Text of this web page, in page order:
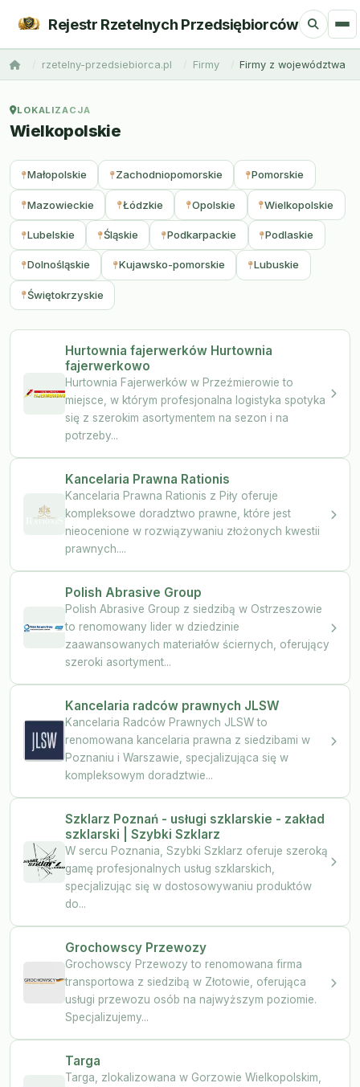
Rejestr Rzetelnych Przedsiębiorców
rzetelny-przedsiebiorca.pl Firmy Firmy z województwa
LOKALIZACJA
Wielkopolskie
Małopolskie Zachodniopomorskie Pomorskie
Mazowieckie Łódzkie Opolskie Wielkopolskie
Lubelskie Śląskie Podkarpackie Podlaskie
Dolnośląskie Kujawsko-pomorskie Lubuskie
Świętokrzyskie
Hurtownia fajerwerków Hurtownia
fajerwerkowo
Hurtownia Fajerwerków w Przeźmierowie to
miejsce, w którym profesjonalna logistyka spotyka
się z szerokim asortymentem na sezon i na
potrzeby...
Kancelaria Prawna Rationis
Kancelaria Prawna Rationis z Piły oferuje
kompleksowe doradztwo prawne, które jest
nieocenione w rozwiązywaniu złożonych kwestii
prawnych....
Polish Abrasive Group
Polish Abrasive Group z siedzibą w Ostrzeszowie
to renomowany lider w dziedzinie
zaawansowanych materiałów ściernych, oferujący
szeroki asortyment...
Kancelaria radców prawnych JLSW
Kancelaria Radców Prawnych JLSW to
renomowana kancelaria prawna z siedzibami w
Poznaniu i Warszawie, specjalizująca się w
kompleksowym doradztwie...
Szklarz Poznań - usługi szklarskie - zakład
szklarski | Szybki Szklarz
W sercu Poznania, Szybki Szklarz oferuje szeroką
gamę profesjonalnych usług szklarskich,
specjalizując się w dostosowywaniu produktów
do...
Grochowscy Przewozy
Grochowscy Przewozy to renomowana firma
transportowa z siedzibą w Złotowie, oferująca
usługi przewozu osób na najwyższym poziomie.
Specjalizujemy...
Targa
Targa, zlokalizowana w Gorzowie Wielkopolskim,